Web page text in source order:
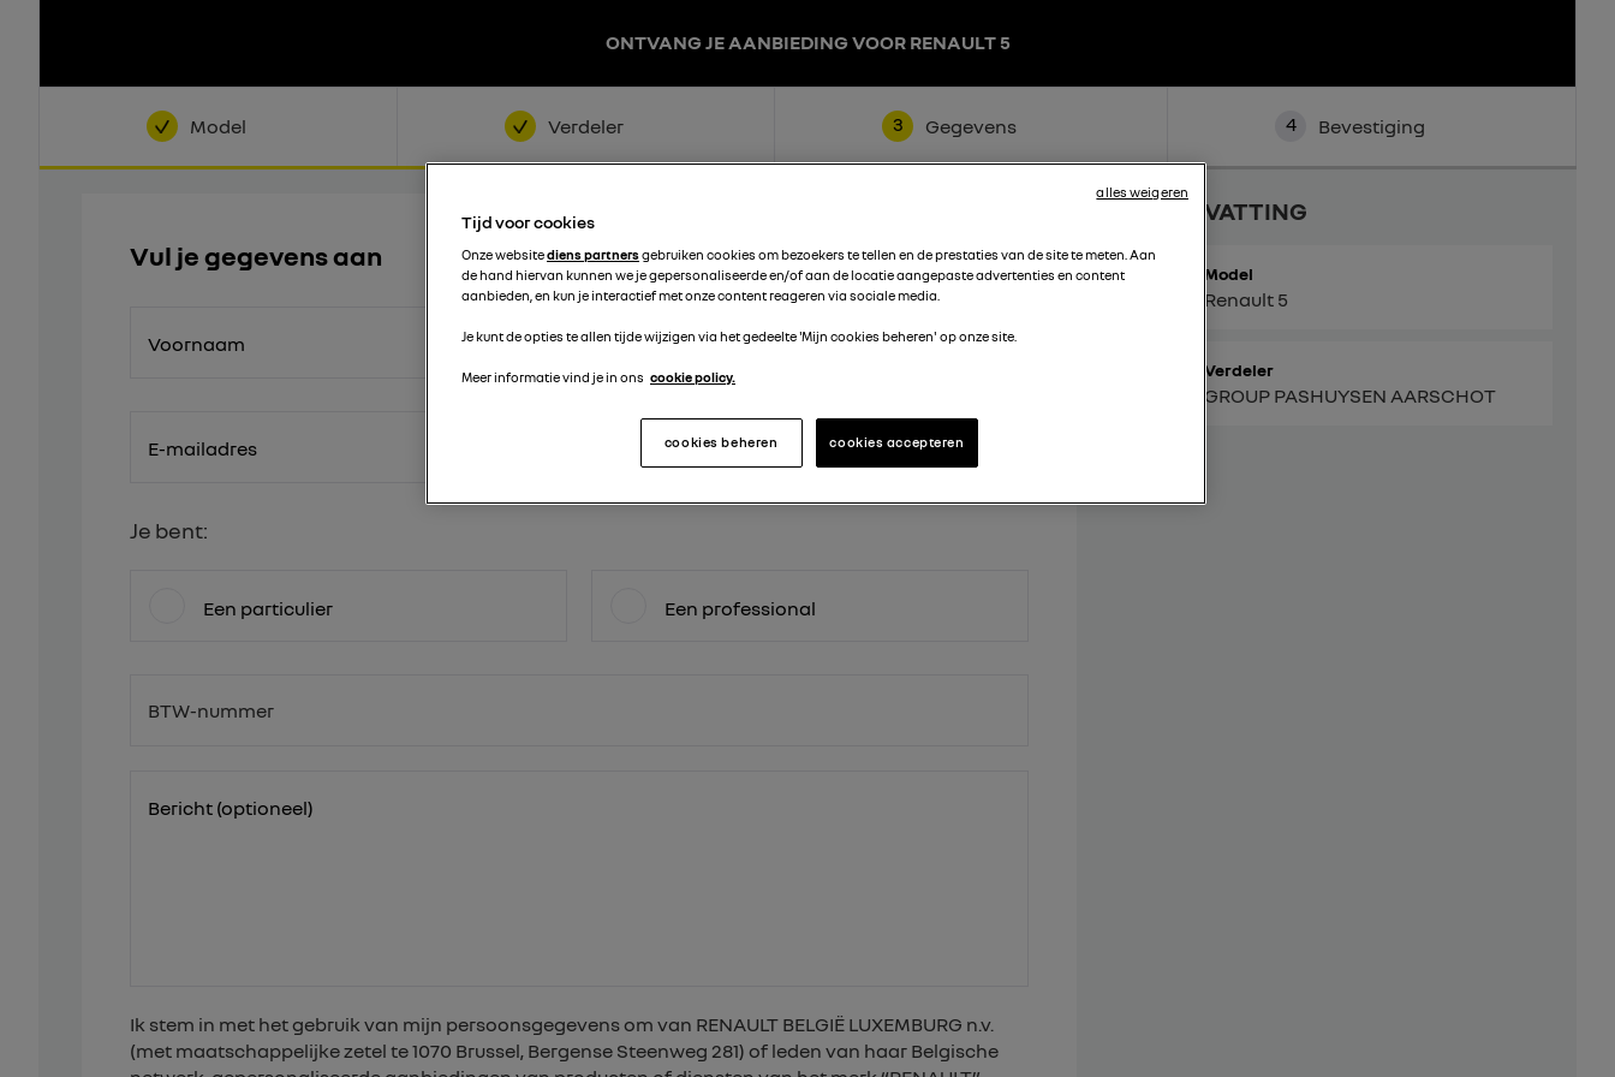
ONTVANG JE AANBIEDING VOOR RENAULT 5
Model Verdeler 3 Gegevens 4 Bevestiging
Vul je gegevens aan
Voornaam Achternaam
E-mailadres Telefoon
Je bent:
Een particulier Een professional
BTW-nummer
BE
Bericht (optioneel)
Ik stem in met het gebruik van mijn persoonsgegevens om van RENAULT BELGIË LUXEMBURG n.v.
(met maatschappelijke zetel te 1070 Brussel, Bergense Steenweg 281) of leden van haar Belgische
SAMENVATTING
Model
Renault 5
Verdeler
GROUP PASHUYSEN AARSCHOT
Tijd voor cookies
Onze websitediens partnersgebruiken cookies om bezoekers te tellen en de prestaties van de site te meten. Aan
de hand hiervan kunnen we je gepersonaliseerde en/of aan de locatie aangepaste advertenties en content
aanbieden, en kun je interactief met onze content reageren via sociale media.
Je kunt de opties te allen tijde wijzigen via het gedeelte 'Mijn cookies beheren' op onze site.
Meer informatie vind je in ons cookie policy.
cookies accepteren
cookies beheren
alles weigeren